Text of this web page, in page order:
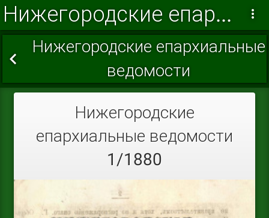
Нижегородские епархиальные ведомости 1880 г.
Нижегородские епархиальные
ведомости
Нижегородские
епархиальные ведомости
1/1880